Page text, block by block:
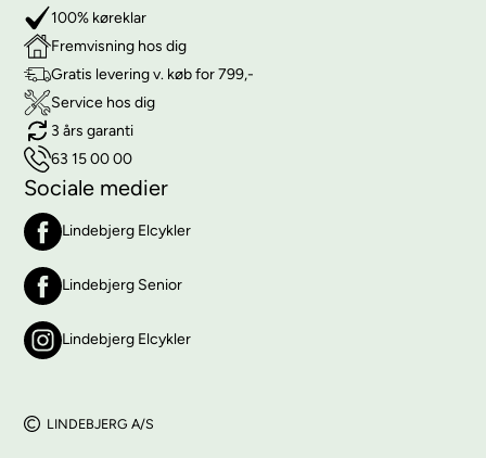
100% køreklar
Fremvisning hos dig
Gratis levering v. køb for 799,-
Service hos dig
3 års garanti
63 15 00 00
Sociale medier
Lindebjerg Elcykler
Lindebjerg Senior
Lindebjerg Elcykler
LINDEBJERG A/S